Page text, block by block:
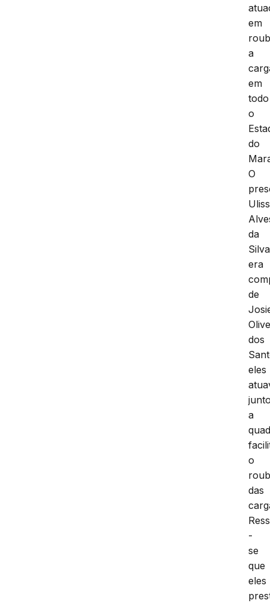
em
a
em
todo
o
do
O
da
Silva
era
de
dos
eles
a
o
das
-
se
que
eles